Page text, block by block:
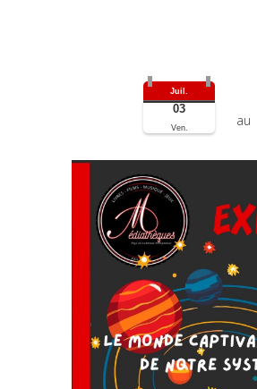
Juil.
03
Ven. au